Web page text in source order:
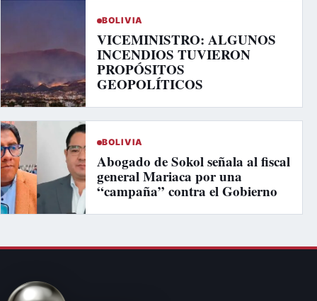
BOLIVIA
VICEMINISTRO: ALGUNOS
INCENDIOS TUVIERON
PROPÓSITOS
GEOPOLÍTICOS
BOLIVIA
Abogado de Sokol señala al fiscal
general Mariaca por una
“campaña” contra el Gobierno